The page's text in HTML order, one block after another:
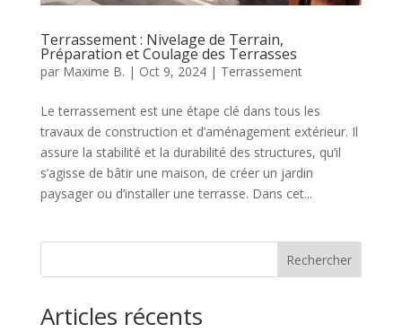
Terrassement : Nivelage de Terrain,
Préparation et Coulage des Terrasses
par Maxime B. | Oct 9, 2024| Terrassement
Le terrassement est une étape clé dans tous les
travaux de construction et d’aménagement extérieur. Il
assure la stabilité et la durabilité des structures, qu’il
s’agisse de bâtir une maison, de créer un jardin
paysager ou d’installer une terrasse. Dans cet...
Rechercher
Articles récents